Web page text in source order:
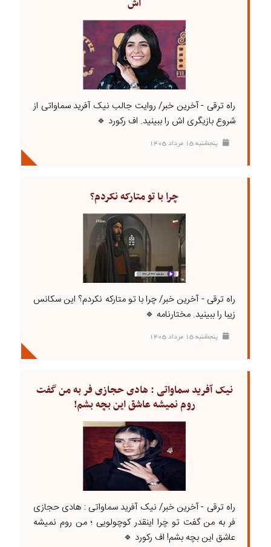
اش
راه ترقی - آخرین خبر/ روایت جالب نیک آفرید سماواتی از
شروع بازیگری اش را ببینید. اف رکورد 🔹
پنجشنبه ۱۵ مرداد ۱۴۰۵
چرا با تو متارکه نکردم؟
راه ترقی - آخرین خبر/ چرا با تو متارکه نکردم؟ این سکانس
زیبا را ببینید. مختارنامه 🔹
پنجشنبه ۱۵ مرداد ۱۴۰۵
نیک آفرید سماواتی : هادی حجازی فر به من گفت
روم نمیشه عاشق این بچه بشم!
راه ترقی - آخرین خبر/ نیک آفرید سماواتی : هادی حجازی
فر به من گفت تو چرا اینقدر کوچولویی ؛ من روم نمیشه
عاشق این بچه بشم! اف رکورد 🔹